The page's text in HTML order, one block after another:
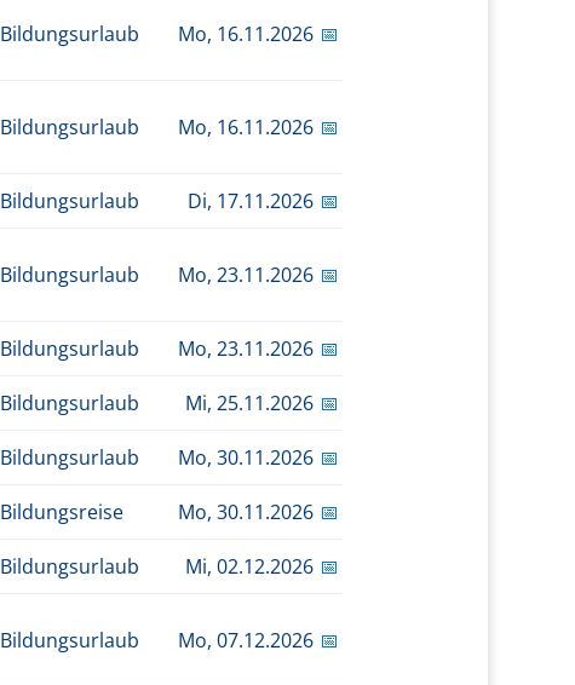
Bildungsurlaub Mo, 16.11.2026 📅
Bildungsurlaub Mo, 16.11.2026 📅
Bildungsurlaub Di, 17.11.2026 📅
Bildungsurlaub Mo, 23.11.2026 📅
Bildungsurlaub Mo, 23.11.2026 📅
Bildungsurlaub Mi, 25.11.2026 📅
Bildungsurlaub Mo, 30.11.2026 📅
Bildungsreise Mo, 30.11.2026 📅
Bildungsurlaub Mi, 02.12.2026 📅
Bildungsurlaub Mo, 07.12.2026 📅